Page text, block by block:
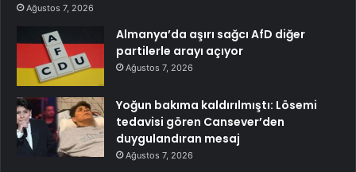
Ağustos 7, 2026
Almanya’da aşırı sağcı AfD diğer
partilerle arayı açıyor
Ağustos 7, 2026
Yoğun bakıma kaldırılmıştı: Lösemi
tedavisi gören Cansever’den
duygulandıran mesaj
Ağustos 7, 2026